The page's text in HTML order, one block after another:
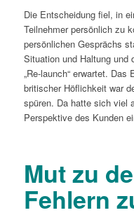
Die Entscheidung fiel, in
Teilnehmer persönlich zu
persönlichen Gesprächs
Situation und Haltung und
„Re-launch“ erwartet. Das
britischer Höflichkeit war
spüren. Da hatte sich viel
Perspektive des Kunden
Mut zu
Fehlern